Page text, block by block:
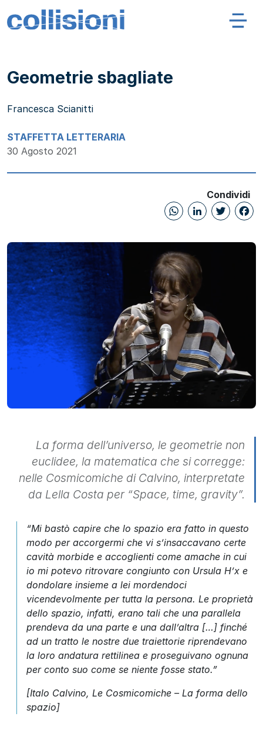
Salta al contenuto
Navigazione principale
Geometrie sbagliate
Francesca Scianitti
STAFFETTA LETTERARIA
30 Agosto 2021
Condividi
La forma dell’universo, le geometrie non
euclidee, la matematica che si corregge:
nelle Cosmicomiche di Calvino, interpretate
da Lella Costa per “Space, time, gravity”.
“Mi bastò capire che lo spazio era fatto in questo
modo per accorgermi che vi s’insaccavano certe
cavità morbide e accoglienti come amache in cui
io mi potevo ritrovare congiunto con Ursula H’x e
dondolare insieme a lei mordendoci
vicendevolmente per tutta la persona. Le proprietà
dello spazio, infatti, erano tali che una parallela
prendeva da una parte e una dall’altra […] finché
ad un tratto le nostre due traiettorie riprendevano
la loro andatura rettilinea e proseguivano ognuna
per conto suo come se niente fosse stato.”
[Italo Calvino, Le Cosmicomiche – La forma dello
spazio]